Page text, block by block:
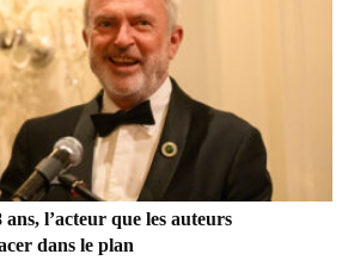
l’acteur que les auteurs
dans le plan